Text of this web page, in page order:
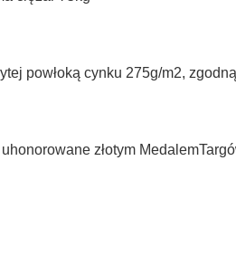
powłoką cynku 275g/m2,
złotym